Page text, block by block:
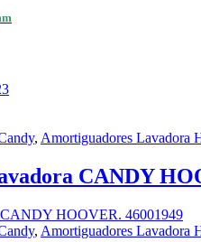
, Amortiguadores Lavadora
CANDY
, Amortiguadores Lavadora